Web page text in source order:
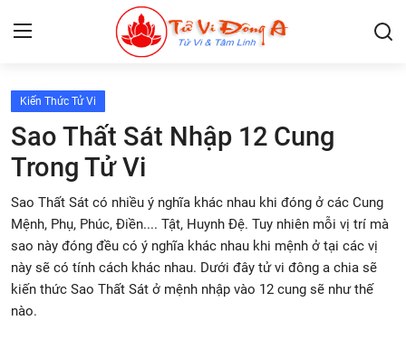
Lập Lá Số Tử Vi
Kiến Thức Tử Vi
Xem bói
Tâm Linh
Giải mã giấc mơ
Kiến Thức Tử Vi
Sao Thất Sát Nhập 12 Cung
Trong Tử Vi
Sao Thất Sát có nhiều ý nghĩa khác nhau khi đóng ở các Cung
Mệnh, Phụ, Phúc, Điền.... Tật, Huynh Đệ. Tuy nhiên mỗi vị trí mà
sao này đóng đều có ý nghĩa khác nhau khi mệnh ở tại các vị
này sẽ có tính cách khác nhau. Dưới đây tử vi đông a chia sẽ
kiến thức Sao Thất Sát ở mệnh nhập vào 12 cung sẽ như thế
nào.